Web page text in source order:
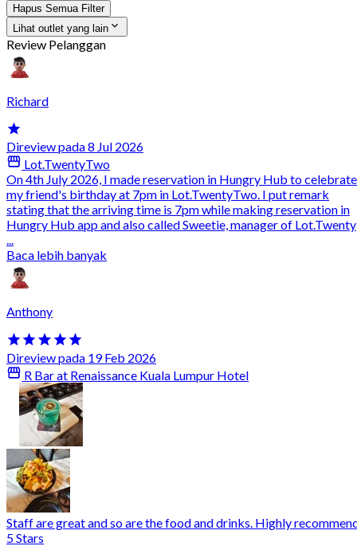
Hapus Semua Filter
Lihat outlet yang lain
Review Pelanggan
Richard
Direview pada 8 Jul 2026
Lot.TwentyTwo
On 4th July 2026, I made reservation in Hungry Hub to celebrate
my friend's birthday at 7pm in Lot.TwentyTwo. I put remark
stating that the arriving time is 7pm while making reservation in
Hungry Hub app and also called Sweetie, manager of Lot.Twenty
...
Baca lebih banyak
Anthony
Direview pada 19 Feb 2026
R Bar at Renaissance Kuala Lumpur Hotel
Staff are great and so are the food and drinks. Highly
5 Stars